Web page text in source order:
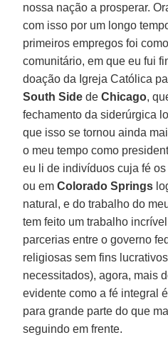
nossa nação a prosperar.
com isso por um longo
primeiros empregos foi
comunitário, em que eu fui
doação da Igreja Católica
South SidedeChicago,
fechamento da siderúrgica
que isso se tornou ainda
o meu tempo como
eu li de indivíduos cuja fé
ou emColorado Springs
natural, e do trabalho do
tem feito um trabalho
parcerias entre o governo
religiosas sem fins
necessitados), agora, mais
evidente como a fé integral
para grande parte do que
seguindo em frente.